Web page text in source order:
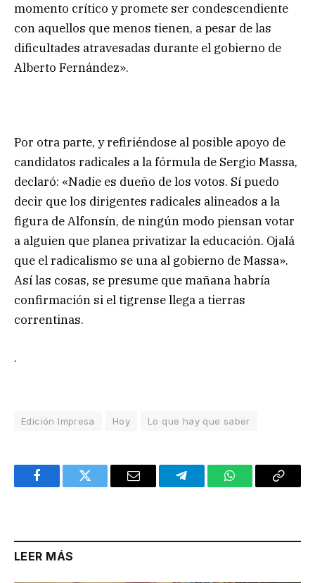
momento crítico y promete ser condescendiente
con aquellos que menos tienen, a pesar de las
dificultades atravesadas durante el gobierno de
Alberto Fernández».
Por otra parte, y refiriéndose al posible apoyo de
candidatos radicales a la fórmula de Sergio Massa,
declaró: «Nadie es dueño de los votos. Sí puedo
decir que los dirigentes radicales alineados a la
figura de Alfonsín, de ningún modo piensan votar
a alguien que planea privatizar la educación. Ojalá
que el radicalismo se una al gobierno de Massa».
Así las cosas, se presume que mañana habría
confirmación si el tigrense llega a tierras
correntinas.
.
Edición Impresa Hoy Lo que hay que saber
FacebookTwitter Email TelegramWhatsAppCopy
LEER MÁS